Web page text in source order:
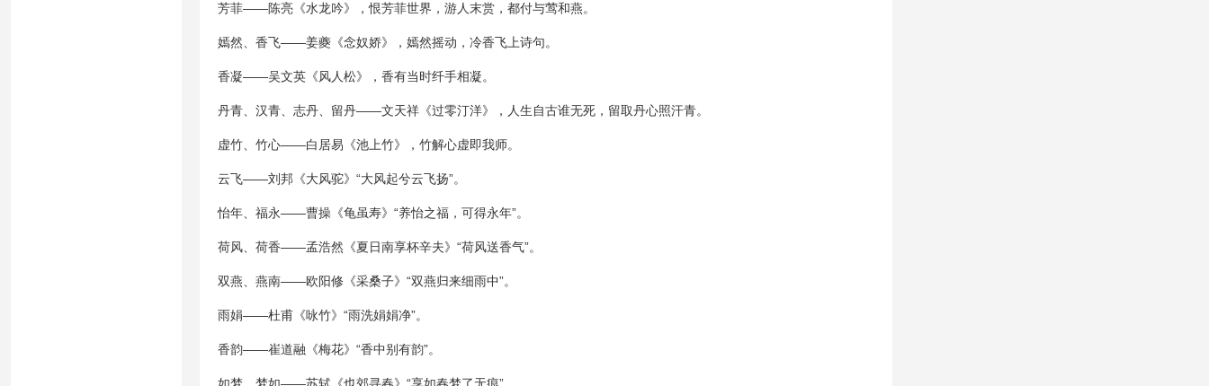
芳菲——陈亮《水龙吟》，恨芳菲世界，游人末赏，都付与莺和燕。
嫣然、香飞——姜夔《念奴娇》，嫣然摇动，冷香飞上诗句。
香凝——吴文英《风人松》，香有当时纤手相凝。
丹青、汉青、志丹、留丹——文天祥《过零汀洋》，人生自古谁无死，留取丹心照汗青。
虚竹、竹心——白居易《池上竹》，竹解心虚即我师。
云飞——刘邦《大风驼》“大风起兮云飞扬”。
怡年、福永——曹操《龟虽寿》“养怡之福，可得永年”。
荷风、荷香——孟浩然《夏日南享杯辛夫》“荷风送香气”。
双燕、燕南——欧阳修《采桑子》“双燕归来细雨中”。
雨娟——杜甫《咏竹》“雨洗娟娟净”。
香韵——崔道融《梅花》“香中别有韵”。